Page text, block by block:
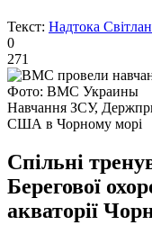
Текст: Надтока
0
271
Фото: ВМС Украины
Навчання ЗСУ,
США в Чорному морі
Спільні
Берегової
акваторії